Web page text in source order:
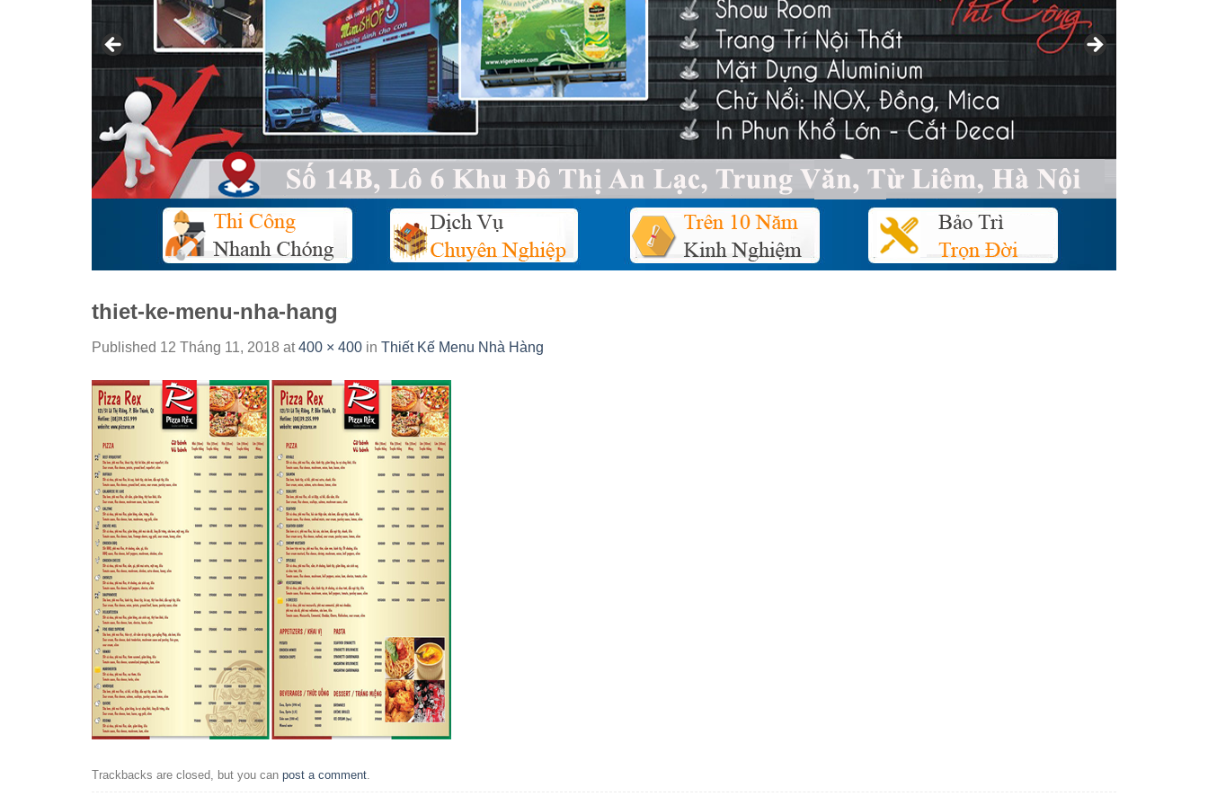
thiet-ke-menu-nha-hang
Published 12 Tháng 11, 2018 at400 × 400 in Thiết Kế Menu Nhà Hàng
Trackbacks are closed, but you can post a comment.